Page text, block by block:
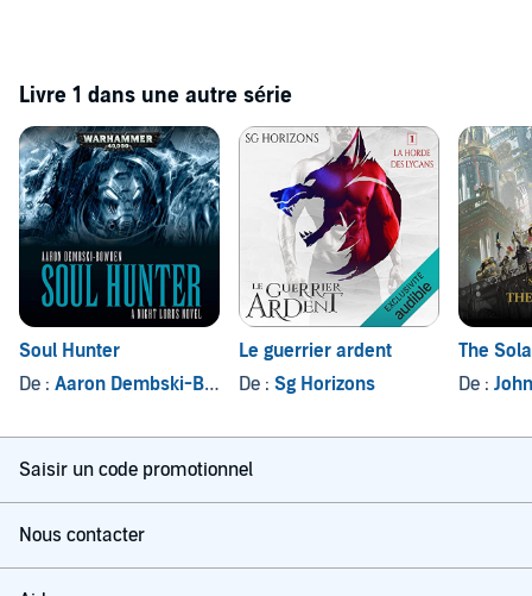
Livre 1 dans une autre série
Soul Hunter
De : Aaron Dembski-Bowden
Le guerrier ardent
De : Sg Horizons
The
De :
Saisir un code promotionnel
Nous contacter